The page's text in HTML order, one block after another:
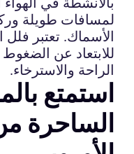
لمسافات طويلة
الأسماك. تعتبر فلل
للابتعاد عن
الراحة والاسترخاء.
استمتع
الساحرة